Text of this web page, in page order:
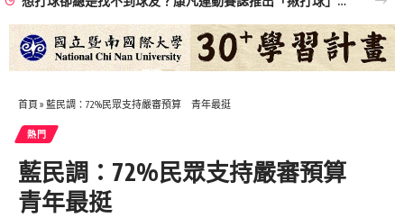
首頁 » 藍民調：72%民眾支持嚴審預算 青年最挺
熱門
藍民調：72%民眾支持嚴審預算
青年最挺